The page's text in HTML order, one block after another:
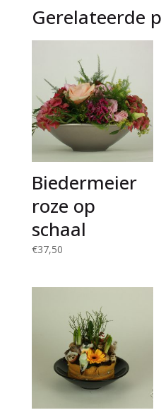
Gerelateerde
Biedermeier
roze op
schaal
€37,50